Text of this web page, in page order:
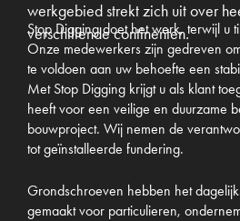
werkgebied strekt zich uit over
verschillende continenten.
Stop Digging doet het werk, terwijl u
Onze medewerkers zijn gedreven
te voldoen aan uw behoefte een
Met Stop Digging krijgt u als klant
heeft voor een veilige en duurzame
bouwproject. Wij nemen de
tot geïnstalleerde fundering.
Grondschroeven hebben het
gemaakt voor particulieren,